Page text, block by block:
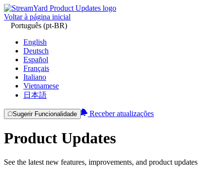
Voltar à página inicial
Português (pt-BR)
English
Deutsch
Español
Français
Italiano
Vietnamese
日本語
Sugerir Funcionalidade Receber atualizações
Product Updates
See the latest new features, improvements, and product updates